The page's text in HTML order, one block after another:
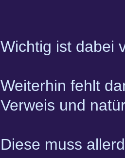
Wichtig ist dabei
Weiterhin fehlt
Verweis und
Diese muss